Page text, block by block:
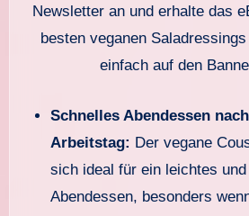
Newsletter an und erhalte das
besten veganen
einfach auf den
Schnelles Abendessen
Arbeitstag: Der vegane
sich ideal für ein leichtes
Abendessen, besonders